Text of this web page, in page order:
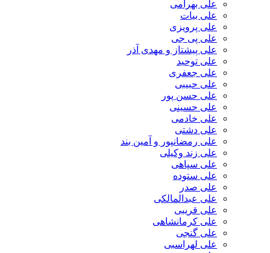
علی بهرامی
علی بیات
علی پرویزی
علی پی جی
علی پیشتاز و مهدی آذر
علی توحید
علی جعفری
علی حبیبی
علی حسن پور
علی حسینی
علی خادمی
علی دشتی
علی رمضانپور و آمین بند
علی زند وکیلی
علی سپاهی
علی ستوده
علی صدر
علی عبدالمالکی
علی قریبی
علی کرمانشاهی
علی گنجی
علی لهراسبی